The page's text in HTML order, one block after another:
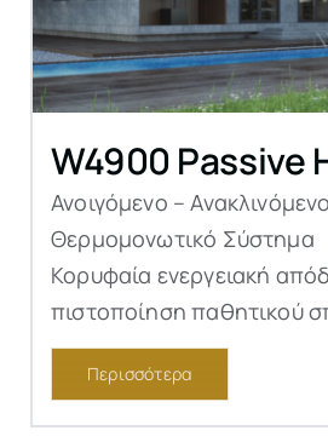
W4900 Passive
Ανοιγόμενο – Ανακλινόμενο
Θερμομονωτικό Σύστημα
Κορυφαία ενεργειακή
πιστοποίηση παθητικού
Περισσότερα